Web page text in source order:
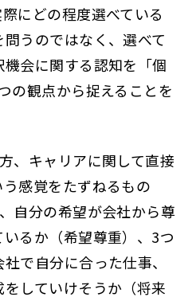
にどの程度選べている
うのではなく、選べて
会に関する認知を「個
の観点から捉えることを
、キャリアに関して直接
感覚をたずねるもの
自分の希望が会社から尊
るか（希望尊重）、3つ
で自分に合った仕事、
していけそうか（将来